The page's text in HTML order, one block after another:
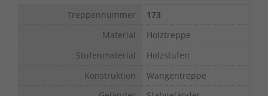
Treppennummer
173
Material
Holztreppe
Stufenmaterial
Holzstufen
Konstruktion
Wangentreppe